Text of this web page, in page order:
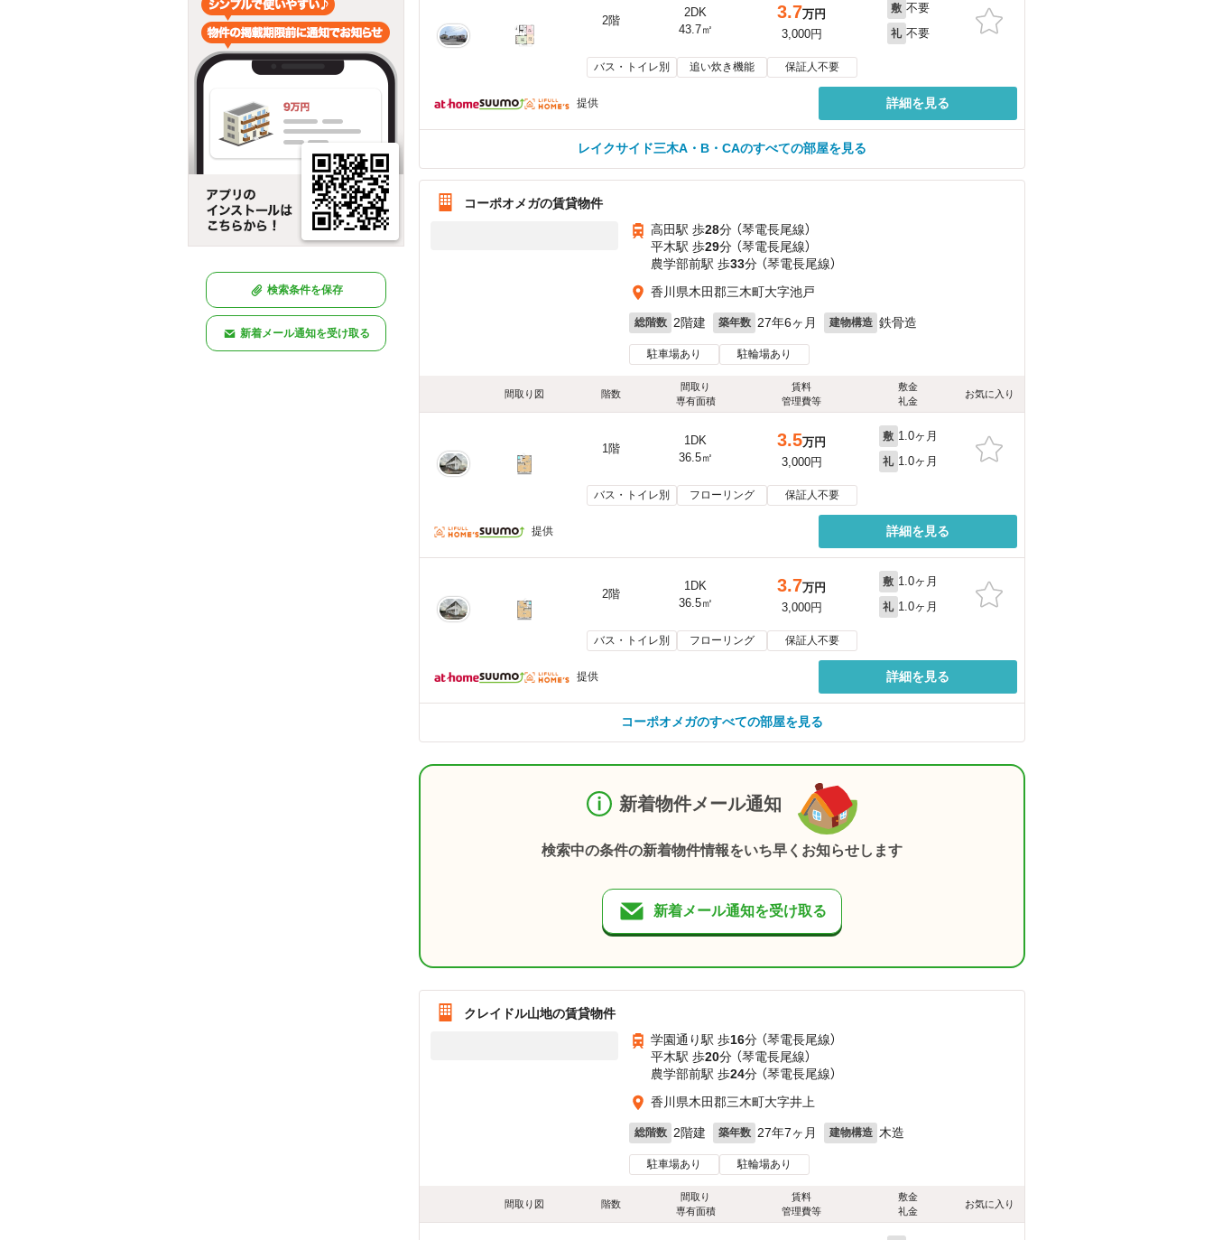
検索条件を保存
新着メール通知を受け取る
2階
2DK
43.7㎡
3.7万円
3,000円
敷 不要
礼 不要
バス・トイレ別 追い炊き機能 保証人不要
提供 詳細を見る
レイクサイド三木A・B・CAのすべての部屋を見る
コーポオメガの賃貸物件
高田駅 歩28分 （琴電長尾線）
平木駅 歩29分 （琴電長尾線）
農学部前駅 歩33分 （琴電長尾線）
香川県木田郡三木町大字池戸
総階数 2階建 築年数 27年6ヶ月 建物構造 鉄骨造
駐車場あり 駐輪場あり
間取り図 階数
間取り
専有面積
賃料
管理費等
敷金
礼金
お気に入り
1階
1DK
36.5㎡
3.5万円
3,000円
敷 1.0ヶ月
礼 1.0ヶ月
バス・トイレ別 フローリング 保証人不要
提供 詳細を見る
2階
1DK
36.5㎡
3.7万円
3,000円
敷 1.0ヶ月
礼 1.0ヶ月
バス・トイレ別 フローリング 保証人不要
提供 詳細を見る
コーポオメガのすべての部屋を見る
新着物件メール通知
検索中の条件の新着物件情報をいち早くお知らせします
新着メール通知を受け取る
クレイドル山地の賃貸物件
学園通り駅 歩16分 （琴電長尾線）
平木駅 歩20分 （琴電長尾線）
農学部前駅 歩24分 （琴電長尾線）
香川県木田郡三木町大字井上
総階数 2階建 築年数 27年7ヶ月 建物構造 木造
駐車場あり 駐輪場あり
間取り図 階数
間取り
専有面積
賃料
管理費等
敷金
礼金
お気に入り